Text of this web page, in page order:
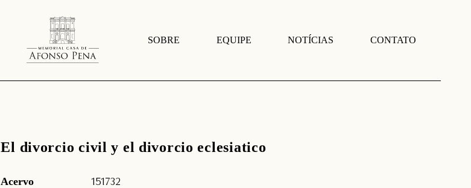
SOBRE EQUIPE NOTÍCIAS CONTATO
El divorcio civil y el divorcio eclesiatico
Acervo 151732